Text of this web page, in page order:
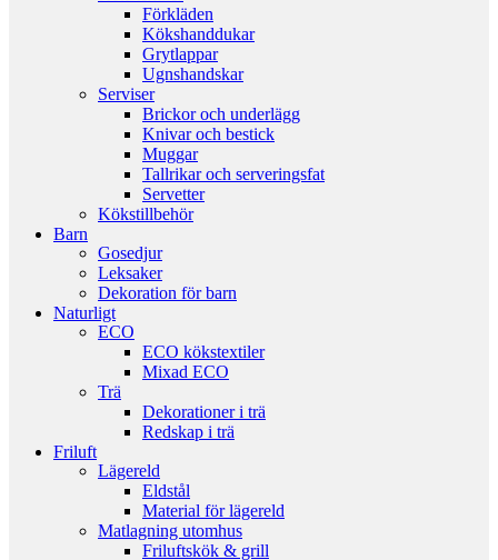
Förkläden
Kökshanddukar
Grytlappar
Ugnshandskar
Serviser
Brickor och underlägg
Knivar och bestick
Muggar
Tallrikar och serveringsfat
Servetter
Kökstillbehör
Barn
Gosedjur
Leksaker
Dekoration för barn
Naturligt
ECO
ECO kökstextiler
Mixad ECO
Trä
Dekorationer i trä
Redskap i trä
Friluft
Lägereld
Eldstål
Material för lägereld
Matlagning utomhus
Friluftskök & grill